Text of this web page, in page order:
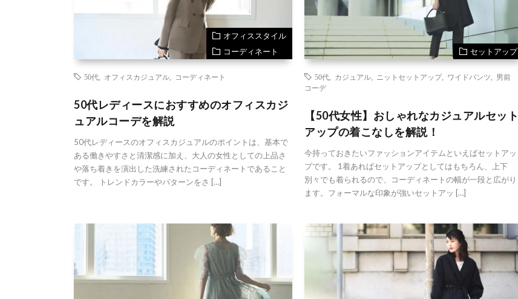
オフィススタイル
コーディネート
50代 オフィスカジュアル コーディネート
50代レディースにおすすめのオフィスカジ
ュアルコーデを解説
50代レディースのオフィスカジュアルのポイントは、基本で
ある働きやすさと清潔感に加え、大人の女性としての上品さ
や落ち着きを演出した洗練されたコーディネートであること
です。 トレンドカラーやパターンをさ […]
セットアップ
50代 カジュアル ニットセットアップ, ワイドパンツ
男前
コーデ
【50代女性】おしゃれなカジュアルセット
アップの着こなしを解説！
今持っておきたいファッションアイテムといえばセットアッ
プです。 1着あればセットアップとしてはもちろん、上下
別々でも着られるので、コーディネートの幅が一段と広がり
ます。フォーマルな印象が強いセットアッ […]